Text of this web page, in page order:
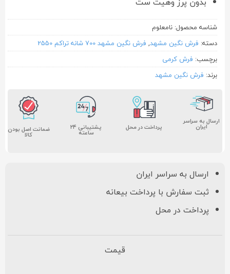
شناسه محصول: نامعلوم
دسته: فرش نگین مشهد, فرش نگین مشهد 700 شانه تراکم 2550
برچسب: فرش کرمی
برند: فرش نگین مشهد
ارسال به سراسر
ایران پرداخت در محل پشتیبانی ۲۴
ساعته ضمانت اصل بودن
کالا
ارسال به سراسر ایران
ثبت سفارش با پرداخت بیعانه
پرداخت در محل
قیمت